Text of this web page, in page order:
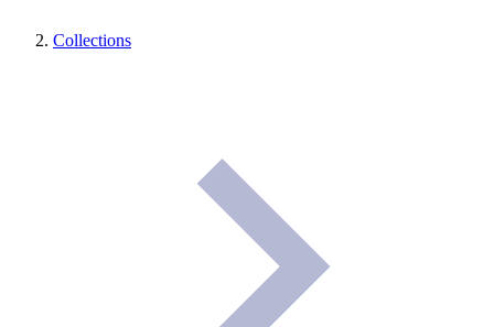
Collections